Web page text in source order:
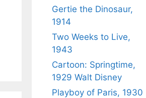
Gertie the Dinosaur,
1914
Two Weeks to Live,
1943
Cartoon: Springtime,
1929 Walt Disney
Playboy of Paris, 1930